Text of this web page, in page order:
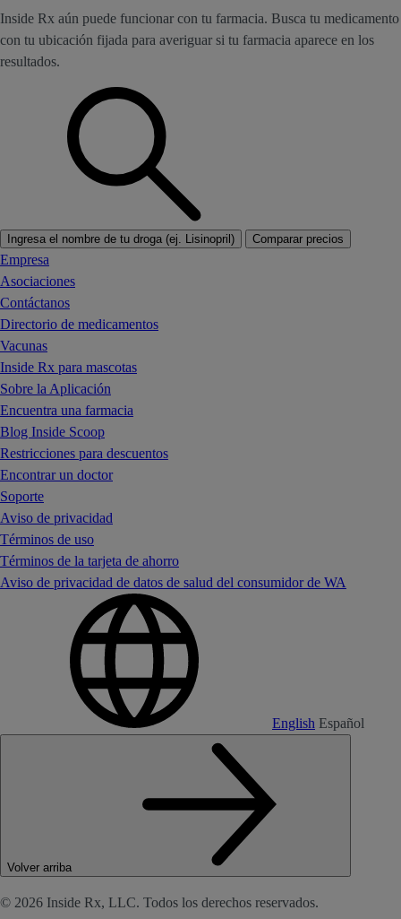
Inside Rx aún puede funcionar con tu farmacia. Busca tu medicamento
con tu ubicación fijada para averiguar si tu farmacia aparece en los
resultados.
Ingresa el nombre de tu droga (ej. Lisinopril) Comparar precios
Empresa
Asociaciones
Contáctanos
Directorio de medicamentos
Vacunas
Inside Rx para mascotas
Sobre la Aplicación
Encuentra una farmacia
Blog Inside Scoop
Restricciones para descuentos
Encontrar un doctor
Soporte
Aviso de privacidad
Términos de uso
Términos de la tarjeta de ahorro
Aviso de privacidad de datos de salud del consumidor de WA
English Español
Volver arriba
© 2026 Inside Rx, LLC. Todos los derechos reservados.